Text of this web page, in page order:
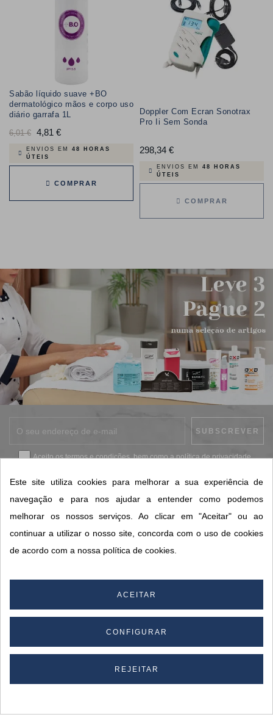
Sabão líquido suave +BO
dermatológico mãos e corpo uso
diário garrafa 1L
Preço
normal
6,01 € 4,81 €Preço
ENVIOS EM 48 HORAS
ÚTEIS
COMPRAR
Doppler Com Ecran Sonotrax
Pro Ii Sem Sonda
298,34 €Preço
ENVIOS EM 48 HORAS
ÚTEIS
COMPRAR
Aceito ostermos e condições, bem como apolítica de privacidade.
CONTACTOS SORISA
Este site utiliza cookies para melhorar a sua experiência de
navegação e para nos ajudar a entender como podemos
melhorar os nossos serviços. Ao clicar em "Aceitar" ou ao
continuar a utilizar o nosso site, concorda com o uso de cookies
de acordo com a nossa política de cookies.
ACEITAR
CONFIGURAR
REJEITAR